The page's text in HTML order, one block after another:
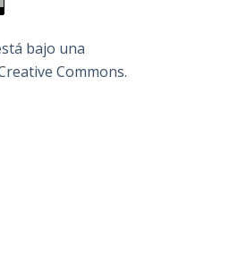
bajo una
Commons.